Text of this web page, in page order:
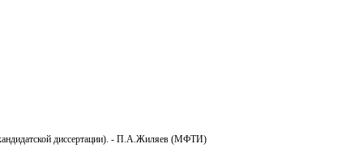
кандидатской диссертации). - П.А.Жиляев (МФТИ)